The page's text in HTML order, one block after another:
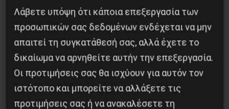
Το ΑΙ βαθαίνει την Κρίση
4 Αυγούστου 2026
Λάβετε υπόψη ότι κάποια επεξεργασία των
προσωπικών σας δεδομένων ενδέχεται να μην
απαιτεί τη συγκατάθεσή σας, αλλά έχετε το
δικαίωμα να αρνηθείτε αυτήν την επεξεργασία.
Οι προτιμήσεις σας θα ισχύουν για αυτόν τον
ιστότοπο και μπορείτε να αλλάξετε τις
προτιμήσεις σας ή να ανακαλέσετε τη